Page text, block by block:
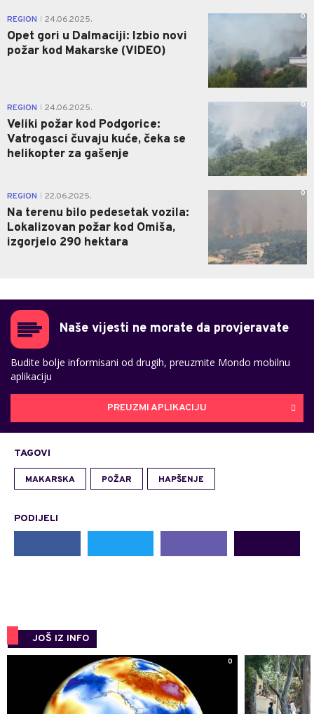
REGION 24.06.2025.
Opet gori u Dalmaciji: Izbio novi
požar kod Makarske (VIDEO)
0
REGION 24.06.2025.
Veliki požar kod Podgorice:
Vatrogasci čuvaju kuće, čeka se
helikopter za gašenje
0
REGION 22.06.2025.
Na terenu bilo pedesetak vozila:
Lokalizovan požar kod Omiša,
izgorjelo 290 hektara
0
Naše vijesti ne morate da provjeravate
Budite bolje informisani od drugih, preuzmite Mondo mobilnu
aplikaciju
PREUZMI APLIKACIJU
TAGOVI
MAKARSKA POŽAR HAPŠENJE
PODIJELI
JOŠ IZ INFO
0